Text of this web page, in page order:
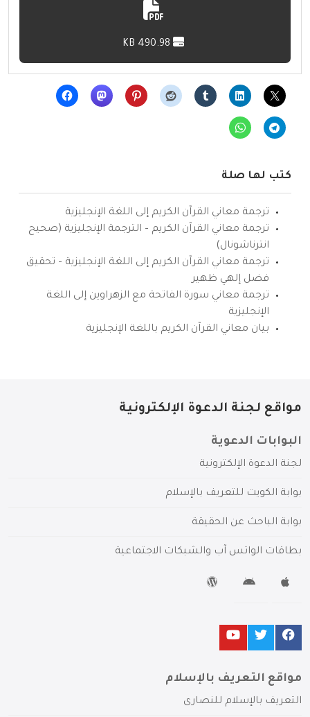
كتب لها صلة
ترجمة معاني القرآن الكريم إلى اللغة الإنجليزية
ترجمة معاني القرآن الكريم – الترجمة الإنجليزية (صحيح
انترناشونال)
ترجمة معاني القرآن الكريم إلى اللغة الإنجليزية – تحقيق
فضل إلهي ظهير
ترجمة معاني سورة الفاتحة مع الزهراوين إلى اللغة
الإنجليزية
بيان معاني القرآن الكريم باللغة الإنجليزية
مواقع لجنة الدعوة الإلكترونية
البوابات الدعوية
لجنة الدعوة الإلكترونية
بوابة الكويت للتعريف بالإسلام
بوابة الباحث عن الحقيقة
بطاقات الواتس آب والشبكات الاجتماعية
مواقع التعريف بالإسلام
التعريف بالإسلام للنصارى